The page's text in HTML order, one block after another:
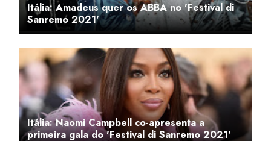
Itália: Amadeus quer os ABBA no 'Festival di
Sanremo 2021'
Itália: Naomi Campbell co-apresenta a
primeira gala do 'Festival di Sanremo 2021'